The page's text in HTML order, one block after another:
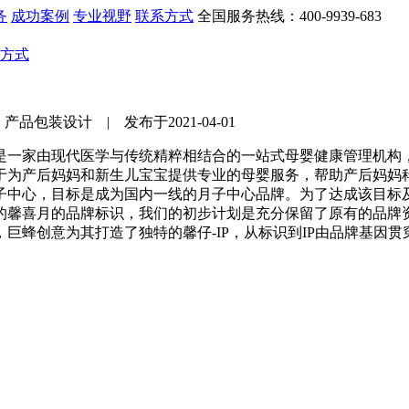
成功案例 专业视野 联系方式 全国服务热线：400-9939-683
式
品包装设计 | 发布于2021-04-01
家由现代医学与传统精粹相结合的一站式母婴健康管理机构
产后妈妈和新生儿宝宝提供专业的母婴服务，帮助产后妈妈
心，目标是成为国内一线的月子中心品牌。为了达成该目
喜月的品牌标识，我们的初步计划是充分保留了原有的品
蜂创意为其打造了独特的馨仔-IP，从标识到IP由品牌基因贯